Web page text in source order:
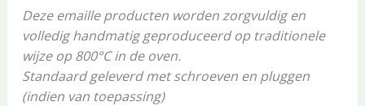
Deze emaille producten worden zorgvuldig en
volledig handmatig geproduceerd op traditionele
wijze op 800°C in de oven.
Standaard geleverd met schroeven en pluggen
(indien van toepassing)